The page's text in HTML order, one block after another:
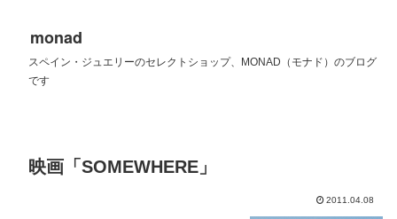
monad
スペイン・ジュエリーのセレクトショップ、MONAD（モナド）のブログ
です
映画「SOMEWHERE」
2011.04.08